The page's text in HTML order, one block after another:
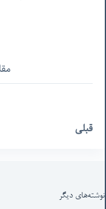
قبلی
نوشته‌های‌ دیگر